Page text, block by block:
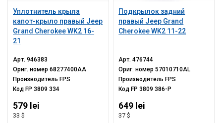
Уплотнитель крыла
капот-крыло правый Jeep
Grand Cherokee WK2 16-
21
Арт.946383
Ориг. номер68277400AA
Производитель FPS
Код FP 3809 334
579 lei
33 $
Подкрылок задний
правый Jeep Grand
Cherokee WK2 11-22
Арт.476744
Ориг. номер57010710AL
Производитель FPS
Код FP 3809 386-P
649 lei
37 $